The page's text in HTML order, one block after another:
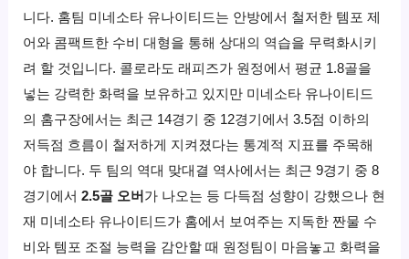
니다. 홈팀 미네소타 유나이티드는 안방에서 철저한 템포 제
어와 콤팩트한 수비 대형을 통해 상대의 역습을 무력화시키
려 할 것입니다. 콜로라도 래피즈가 원정에서 평균 1.8골을
넣는 강력한 화력을 보유하고 있지만 미네소타 유나이티드
의 홈구장에서는 최근 14경기 중 12경기에서 3.5점 이하의
저득점 흐름이 철저하게 지켜졌다는 통계적 지표를 주목해
야 합니다. 두 팀의 역대 맞대결 역사에서는 최근 9경기 중 8
경기에서2.5골 오버 가 나오는 등 다득점 성향이 강했으나 현
재 미네소타 유나이티드가 홈에서 보여주는 지독한 짠물 수
비와 템포 조절 능력을 감안할 때 원정팀이 마음놓고 화력을